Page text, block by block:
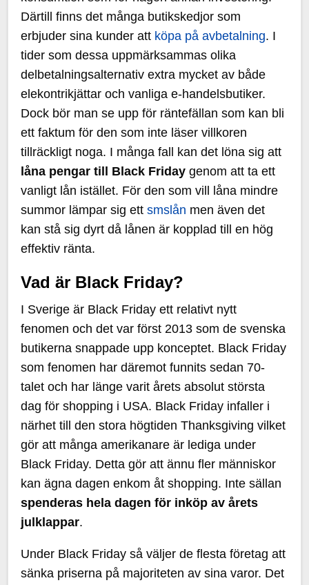
Därtill finns det många butikskedjor som
erbjuder sina kunder att köpa på avbetalning. I
tider som dessa uppmärksammas olika
delbetalningsalternativ extra mycket av både
elekontrikjättar och vanliga e-handelsbutiker.
Dock bör man se upp för räntefällan som kan bli
ett faktum för den som inte läser villkoren
tillräckligt noga. I många fall kan det löna sig att
låna pengar till Black Friday genom att ta ett
vanligt lån istället. För den som vill låna mindre
summor lämpar sig ettsmslån men även det
kan stå sig dyrt då lånen är kopplad till en hög
effektiv ränta.
Vad är Black Friday?
I Sverige är Black Friday ett relativt nytt
fenomen och det var först 2013 som de svenska
butikerna snappade upp konceptet. Black Friday
som fenomen har däremot funnits sedan 70-
talet och har länge varit årets absolut största
dag för shopping i USA. Black Friday infaller i
närhet till den stora högtiden Thanksgiving vilket
gör att många amerikanare är lediga under
Black Friday. Detta gör att ännu fler människor
kan ägna dagen enkom åt shopping. Inte sällan
spenderas hela dagen för inköp av årets
julklappar.
Under Black Friday så väljer de flesta företag att
sänka priserna på majoriteten av sina varor. Det